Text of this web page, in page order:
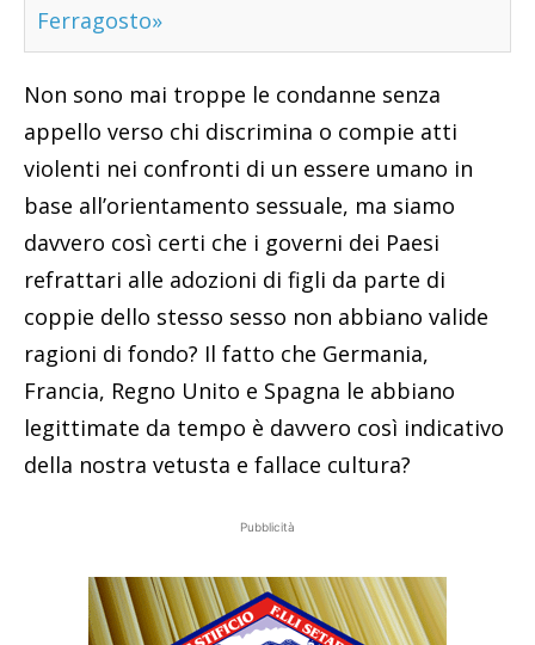
Ferragosto»
Non sono mai troppe le condanne senza
appello verso chi discrimina o compie atti
violenti nei confronti di un essere umano in
base all’orientamento sessuale, ma siamo
davvero così certi che i governi dei Paesi
refrattari alle adozioni di figli da parte di
coppie dello stesso sesso non abbiano valide
ragioni di fondo? Il fatto che Germania,
Francia, Regno Unito e Spagna le abbiano
legittimate da tempo è davvero così indicativo
della nostra vetusta e fallace cultura?
Pubblicità